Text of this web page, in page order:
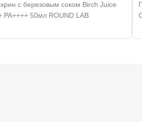
с березовым соком Birch Juice
PA++++ 50мл ROUND LAB